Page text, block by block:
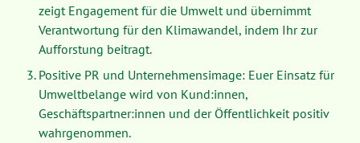
zeigt Engagement für die Umwelt und übernimmt
Verantwortung für den Klimawandel, indem Ihr zur
Aufforstung beitragt.
Positive PR und Unternehmensimage: Euer Einsatz für
Umweltbelange wird von Kund:innen,
Geschäftspartner:innen und der Öffentlichkeit positiv
wahrgenommen.